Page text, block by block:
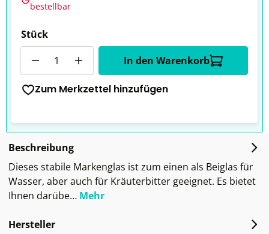
bestellbar
Stück
In den Warenkorb
Zum Merkzettel hinzufügen
Beschreibung
Dieses stabile Markenglas ist zum einen als Beiglas für
Wasser, aber auch für Kräuterbitter geeignet. Es bietet
Ihnen darübe… Mehr
Hersteller